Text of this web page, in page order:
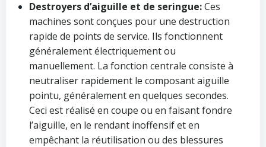
Destroyers d’aiguille et de seringue:Ces
machines sont conçues pour une destruction
rapide de points de service. Ils fonctionnent
généralement électriquement ou
manuellement. La fonction centrale consiste à
neutraliser rapidement le composant aiguille
pointu, généralement en quelques secondes.
Ceci est réalisé en coupe ou en faisant fondre
l’aiguille, en le rendant inoffensif et en
empêchant la réutilisation ou des blessures